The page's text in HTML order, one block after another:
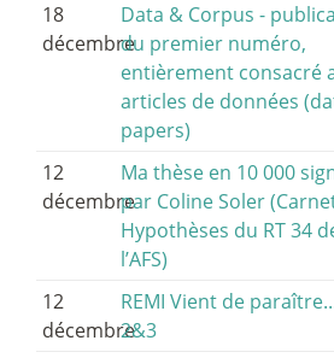
18
décembre
Data & Corpus -
du premier numéro,
entièrement consacré
articles de données
papers)
12
décembre
Ma thèse en 10 000
par Coline Soler
Hypothèses du RT 34
l’AFS)
12
décembre
REMI Vient de
2&3